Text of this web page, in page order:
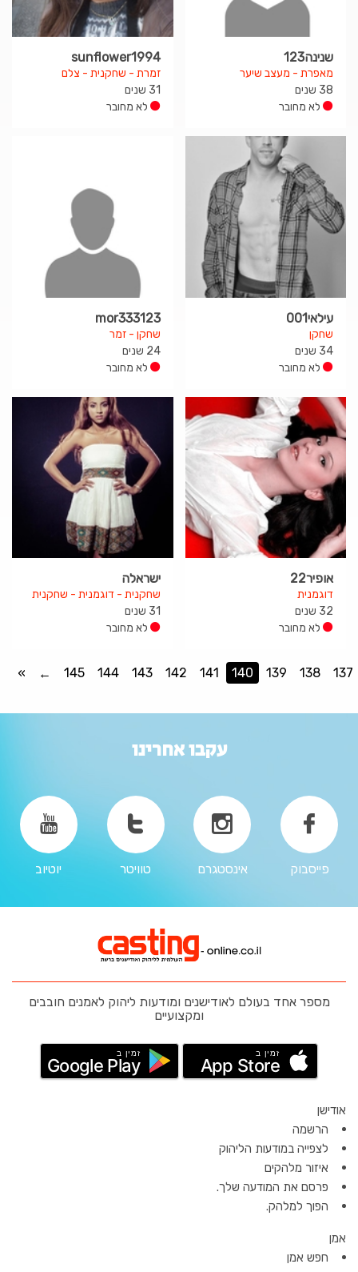
שנינה123
מאפרת - מעצב שיער
38 שנים
לא מחובר
sunflower1994
זמרת - שחקנית - צלם
31 שנים
לא מחובר
עילאי001
שחקן
34 שנים
לא מחובר
mor333123
שחקן - זמר
24 שנים
לא מחובר
אופיר22
דוגמנית
32 שנים
לא מחובר
ישראלה
שחקנית - דוגמנית - שחקנית
31 שנים
לא מחובר
137
138
139
140
141
142
143
144
145
»
עקבו אחרינו
פייסבוק אינסטגרם טוויטר יוטיוב
מספר אחד בעולם לאודישנים ומודעות ליהוק לאמנים חובבים
ומקצועיים
זמין ב
App Store
זמין ב
Google Play
אודישן
הרשמה
לצפייה במודעות הליהוק
איזור מלהקים
פרסם את המודעה שלך.
הפוך למלהק.
אמן
חפש אמן